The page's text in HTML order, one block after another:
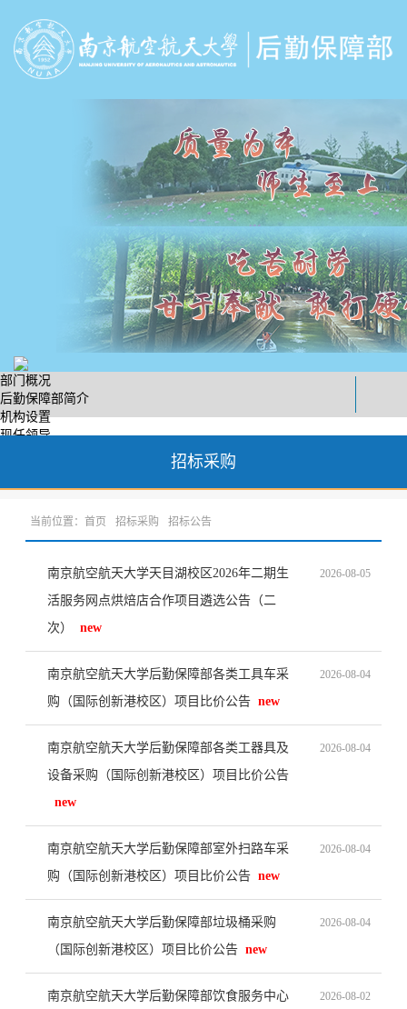
部门概况
后勤保障部简介
机构设置
现任领导
工作动态
安全质量
服务热线
工会工作
组织机构
文化建设
后勤文化
劳动教育
视觉形象识别系统
部门文件
财务文件
部门年鉴
人事文档
财务文档
安质巡检系统
智慧食堂管理系统
招标公告
招标采购
当前位置： 首页 招标采购 招标公告
南京航空航天大学天目湖校区2026年二期生
活服务网点烘焙店合作项目遴选公告（二
次）
new
2026-08-05
南京航空航天大学后勤保障部各类工具车采
购（国际创新港校区）项目比价公告 new
2026-08-04
南京航空航天大学后勤保障部各类工器具及
设备采购（国际创新港校区）项目比价公告
new
2026-08-04
南京航空航天大学后勤保障部室外扫路车采
购（国际创新港校区）项目比价公告 new
2026-08-04
南京航空航天大学后勤保障部垃圾桶采购
（国际创新港校区）项目比价公告 new
2026-08-04
南京航空航天大学后勤保障部饮食服务中心
2026-08-02